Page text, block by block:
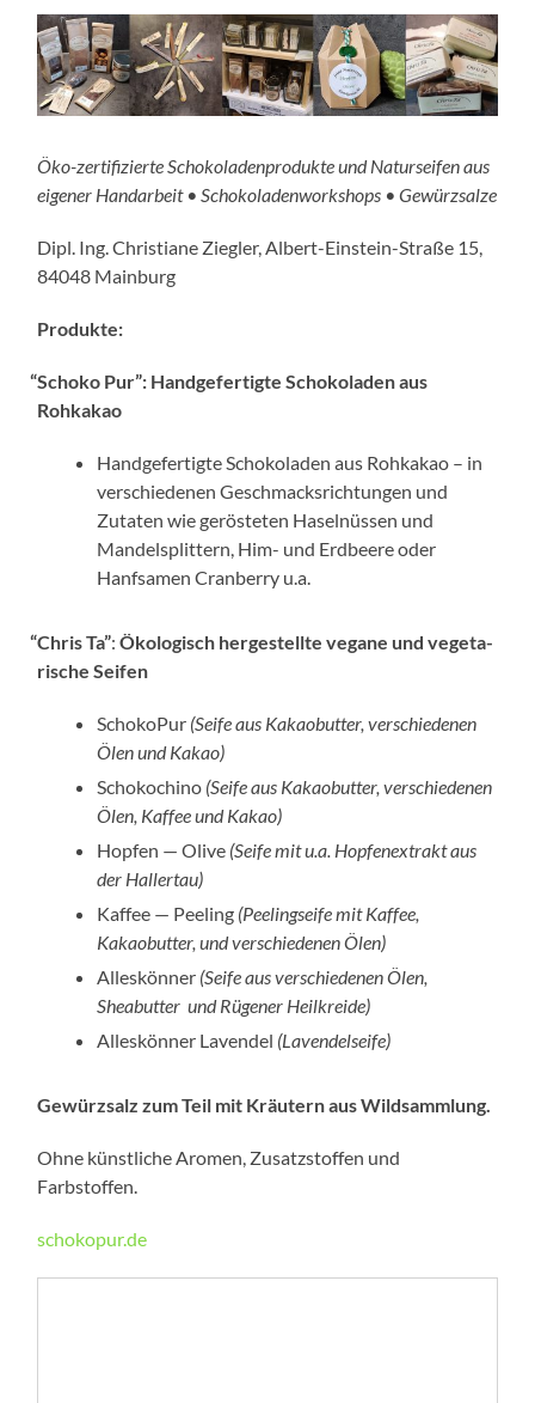
Öko-zertifizierte Schokoladenprodukte und Naturseifen aus
eigener Handarbeit • Schokoladenworkshops • Gewürzsalze
Dipl. Ing. Christiane Ziegler, Albert-Einstein-Straße 15,
84048 Mainburg
Produkte:
“Schoko Pur”: Handgefertigte Schokoladen aus
Rohkakao
Handgefertigte Schokoladen aus Rohkakao – in
verschie­denen Geschmacksrichtungen und
Zutaten wie gerös­teten Haselnüssen und
Mandelsplittern, Him- und Erdbeere oder
Hanfsamen Cranberry u.a.
“Chris Ta”: Ökologisch herge­stellte vegane und vegeta­
rische Seifen
SchokoPur (Seife aus Kakaobutter, verschie­denen
Ölen und Kakao)
Schokochino (Seife aus Kakaobutter, verschie­denen
Ölen, Kaffee und Kakao)
Hopfen — Olive (Seife mit u.a. Hopfenextrakt aus
der Hallertau)
Kaffee — Peeling (Peelingseife mit Kaffee,
Kakaobutter, und verschie­denen Ölen)
Alleskönner (Seife aus verschie­denen Ölen,
Sheabutter und Rügener Heilkreide)
Alleskönner Lavendel (Lavendelseife)
Gewürzsalz zum Teil mit Kräutern aus Wildsammlung.
Ohne künst­liche Aromen, Zusatzstoffen und
Farbstoffen.
schokopur.de